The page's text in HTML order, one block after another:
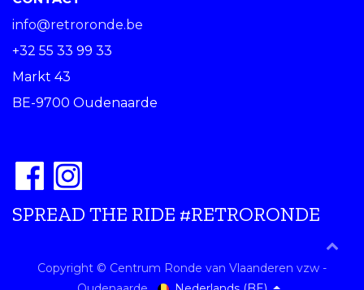
info@retroronde.be
+32 55 33 99 33
Markt 43
BE-9700 Oudenaarde
SPREAD THE RIDE #RETRORONDE
Copyright © Centrum Ronde van Vlaanderen vzw -